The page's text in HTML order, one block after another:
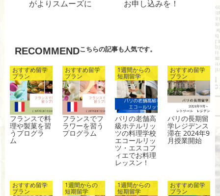
o
k
がよりスムーズに
お申し込みを！
RECOMMENDこちらの記事も人気です。
おすすめ留学
プラン
フランスで料
理や製菓を習
うプログラ
ム
おすすめ留学
プラン
フランスでフ
ラワーを習う
プログラム
1週間からの
短期留学
パリの老舗高
級ホテルリッ
ツの料理学校
エコールリッ
ツ・エスコフ
ィエでお料理
レッスン！
おすすめ留学
プラン
パリの長期留
学レジデンス
滞在 2024年9
月授業開始
おすすめ留学
プラン
1週間からの
短期留学
1週間からの
短期留学
おすすめ留学
プラン